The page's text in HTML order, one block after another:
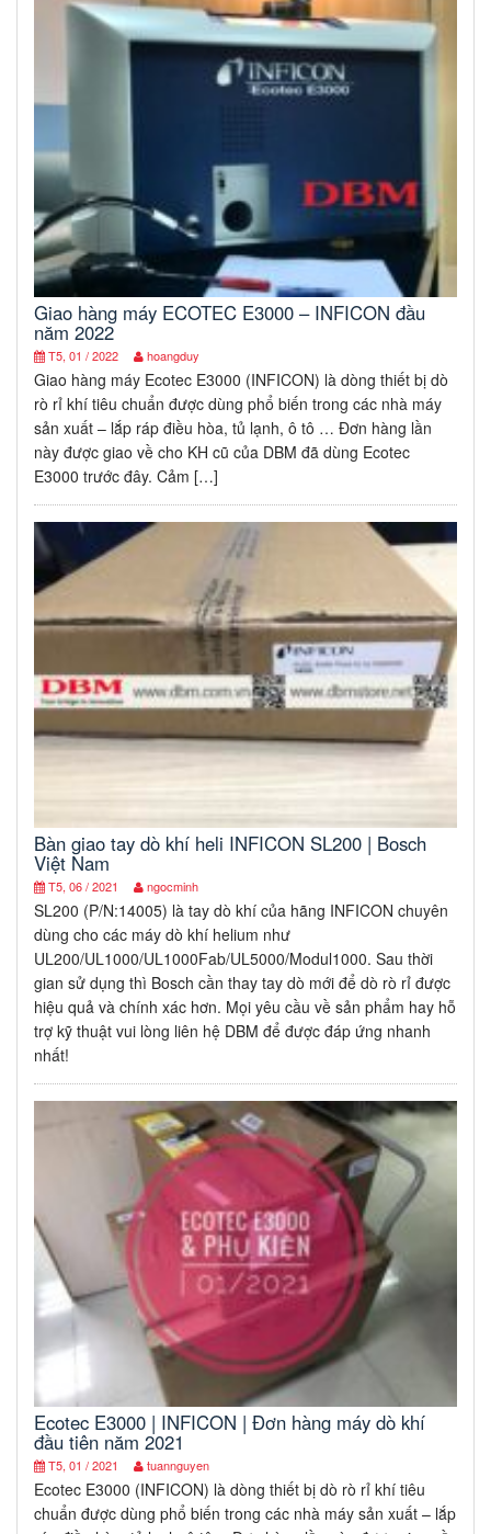
Giao hàng máy ECOTEC E3000 – INFICON đầu
năm 2022
T5, 01 / 2022 hoangduy
Giao hàng máy Ecotec E3000 (INFICON) là dòng thiết bị dò
rò rỉ khí tiêu chuẩn được dùng phổ biến trong các nhà máy
sản xuất – lắp ráp điều hòa, tủ lạnh, ô tô … Đơn hàng lần
này được giao về cho KH cũ của DBM đã dùng Ecotec
E3000 trước đây. Cảm […]
Bàn giao tay dò khí heli INFICON SL200 | Bosch
Việt Nam
T5, 06 / 2021 ngocminh
SL200 (P/N:14005) là tay dò khí của hãng INFICON chuyên
dùng cho các máy dò khí helium như
UL200/UL1000/UL1000Fab/UL5000/Modul1000. Sau thời
gian sử dụng thì Bosch cần thay tay dò mới để dò rò rỉ được
hiệu quả và chính xác hơn. Mọi yêu cầu về sản phẩm hay hỗ
trợ kỹ thuật vui lòng liên hệ DBM để được đáp ứng nhanh
nhất!
Ecotec E3000 | INFICON | Đơn hàng máy dò khí
đầu tiên năm 2021
T5, 01 / 2021 tuannguyen
Ecotec E3000 (INFICON) là dòng thiết bị dò rò rỉ khí tiêu
chuẩn được dùng phổ biến trong các nhà máy sản xuất – lắp